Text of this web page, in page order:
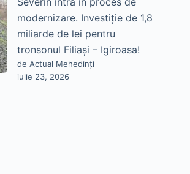
modernizare. Investiție de 1,8
miliarde de lei pentru
tronsonul Filiași – Igiroasa!
de Actual Mehedinți
iulie 23, 2026